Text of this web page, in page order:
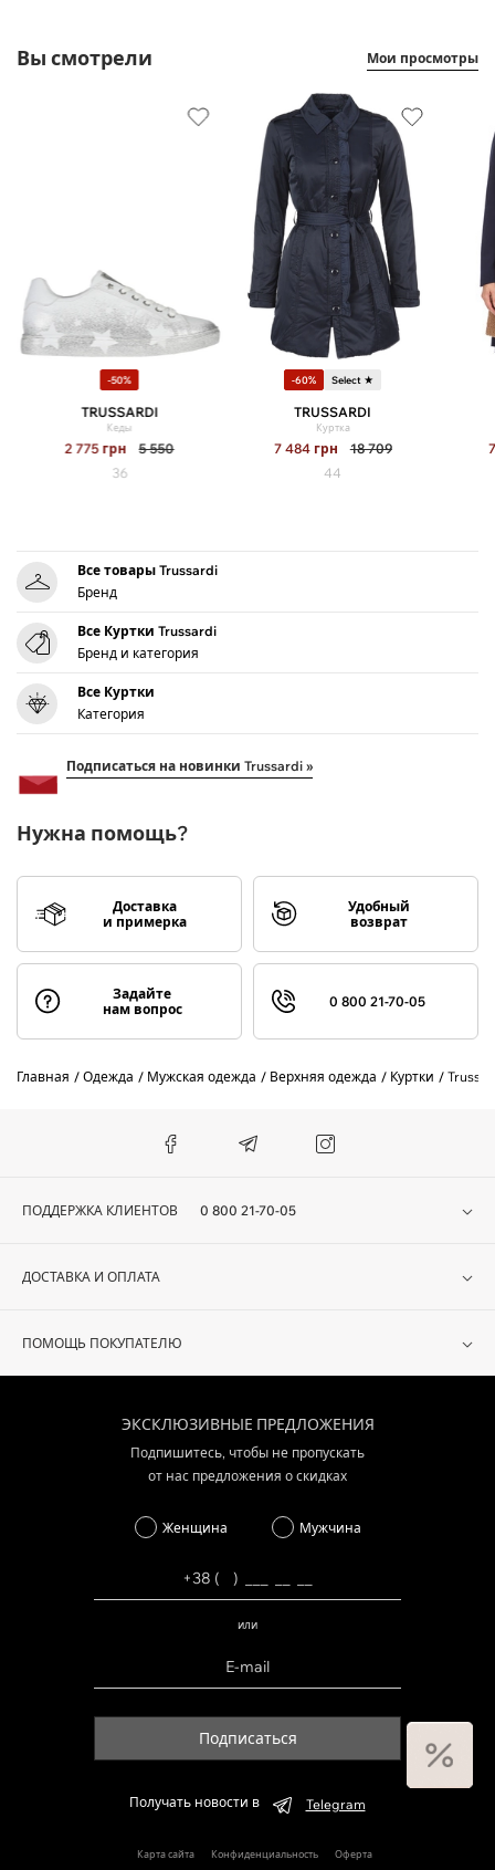
Вы смотрели Мои просмотры
-50%
TRUSSARDI
Кеды
2 775 грн
5 550
36
-60% Select ★
TRUSSARDI
Куртка
7 484 грн
18 709
44
Все товары Trussardi
Бренд
Все Куртки Trussardi
Бренд и категория
Все Куртки
Категория
Подписаться на новинки Trussardi »
Нужна помощь?
Доставка
и примерка
Удобный
возврат
Задайте
нам вопрос
0 800 21-70-05
Главная Одежда Мужская одежда Верхняя одежда Куртки
ПОДДЕРЖКА КЛИЕНТОВ 0 800 21-70-05
ДОСТАВКА И ОПЛАТА
ПОМОЩЬ ПОКУПАТЕЛЮ
ЭКСКЛЮЗИВНЫЕ ПРЕДЛОЖЕНИЯ
Подпишитесь, чтобы не пропускать
от нас предложения о скидках
Женщина Мужчина
или
Подписаться
Получать новости в Telegram
Карта сайта Конфиденциальность Оферта